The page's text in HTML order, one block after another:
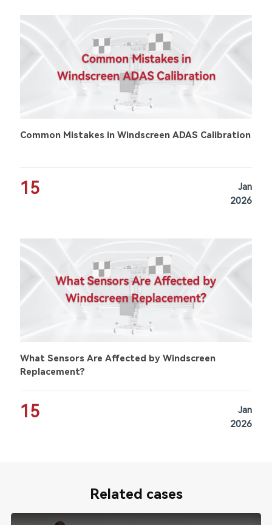
Common Mistakes in Windscreen ADAS Calibration
15
Jan
2026
What Sensors Are Affected by Windscreen
Replacement?
15
Jan
2026
Related cases